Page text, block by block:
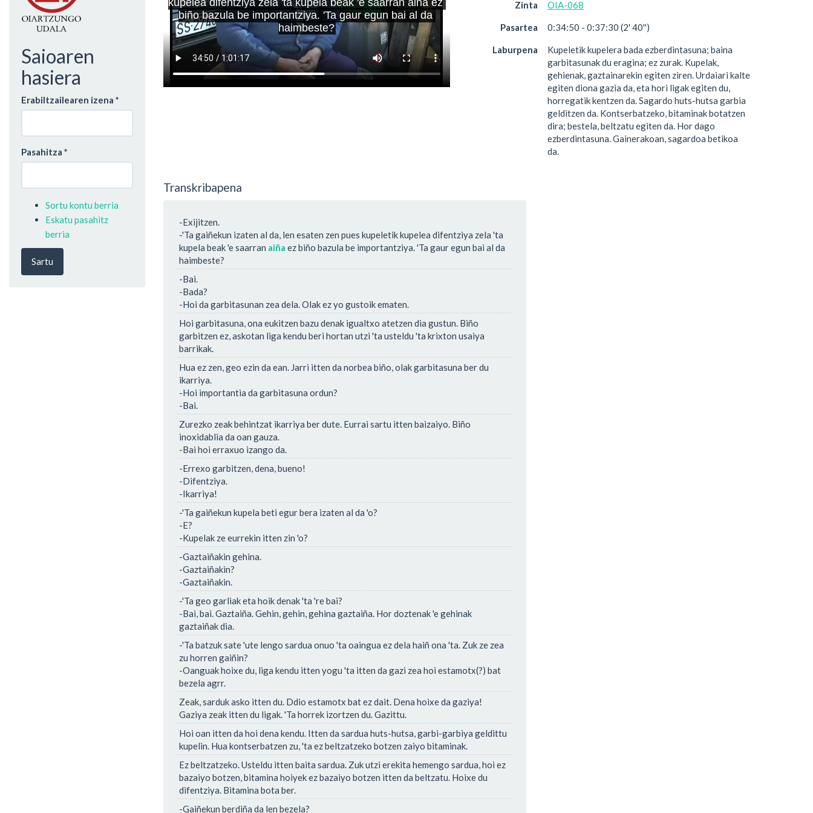
Saioaren
hasiera
Erabiltzailearen izena *
Pasahitza *
Sortu kontu berria
Eskatu pasahitz
berria
Sartu
Zinta OIA-068
Pasartea 0:34:50 - 0:37:30 (2' 40'')
Laburpena
Kupeletik kupelera bada ezberdintasuna; baina
garbitasunak du eragina; ez zurak. Kupelak,
gehienak, gaztainarekin egiten ziren. Urdaiari kalte
egiten diona gazia da, eta hori ligak egiten du,
horregatik kentzen da. Sagardo huts-hutsa garbia
gelditzen da. Kontserbatzeko, bitaminak botatzen
dira; bestela, beltzatu egiten da. Hor dago
ezberdintasuna. Gainerakoan, sagardoa betikoa
da.
Transkribapena
-Exijitzen.
-'Ta gaiñekun izaten al da, len esaten zen pues kupeletik kupelea difentziya zela 'ta
kupela beak 'e saarran aiña ez biño bazula be importantziya. 'Ta gaur egun bai al da
haimbeste?
-Bai.
-Bada?
-Hoi da garbitasunan zea dela. Olak ez yo gustoik ematen.
Hoi garbitasuna, ona eukitzen bazu denak igualtxo atetzen dia gustun. Biño
garbitzen ez, askotan liga kendu beri hortan utzi 'ta usteldu 'ta krixton usaiya
barrikak.
Hua ez zen, geo ezin da ean. Jarri itten da norbea biño, olak garbitasuna ber du
ikarriya.
-Hoi importantia da garbitasuna ordun?
-Bai.
Zurezko zeak behintzat ikarriya ber dute. Eurrai sartu itten baizaiyo. Biño
inoxidablia da oan gauza.
-Bai hoi erraxuo izango da.
-Errexo garbitzen, dena, bueno!
-Difentziya.
-Ikarriya!
-'Ta gaiñekun kupela beti egur bera izaten al da 'o?
-E?
-Kupelak ze eurrekin itten zin 'o?
-Gaztaiñakin gehina.
-Gaztaiñakin?
-Gaztaiñakin.
-'Ta geo garliak eta hoik denak 'ta 're bai?
-Bai, bai. Gaztaiña. Gehin, gehin, gehina gaztaiña. Hor doztenak 'e gehinak
gaztaiñak dia.
-'Ta batzuk sate 'ute lengo sardua onuo 'ta oaingua ez dela haiñ ona 'ta. Zuk ze zea
zu horren gaiñin?
-Oanguak hoixe du, liga kendu itten yogu 'ta itten da gazi zea hoi estamotx(?) bat
bezela agrr.
Zeak, sarduk asko itten du. Ddio estamotx bat ez dait. Dena hoixe da gaziya!
Gaziya zeak itten du ligak. 'Ta horrek izortzen du. Gazittu.
Hoi oan itten da hoi dena kendu. Itten da sardua huts-hutsa, garbi-garbiya geldittu
kupelin. Hua kontserbatzen zu, 'ta ez beltzatzeko botzen zaiyo bitaminak.
Ez beltzatzeko. Usteldu itten baita sardua. Zuk utzi erekita hemengo sardua, hoi ez
bazaiyo botzen, bitamina hoiyek ez bazaiyo botzen itten da beltzatu. Hoixe du
difentziya. Bitamina bota ber.
-Gaiñekun berdiña da len bezela?